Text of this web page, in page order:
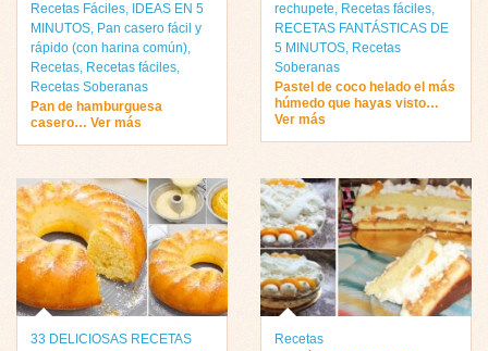
Recetas Fáciles, IDEAS EN 5
MINUTOS, Pan casero fácil y
rápido (con harina común),
Recetas, Recetas fáciles,
Recetas Soberanas
Pan de hamburguesa
casero… Ver más
rechupete, Recetas fáciles,
RECETAS FANTÁSTICAS DE
5 MINUTOS, Recetas
Soberanas
Pastel de coco helado el más
húmedo que hayas visto…
Ver más
33 DELICIOSAS RECETAS
Recetas